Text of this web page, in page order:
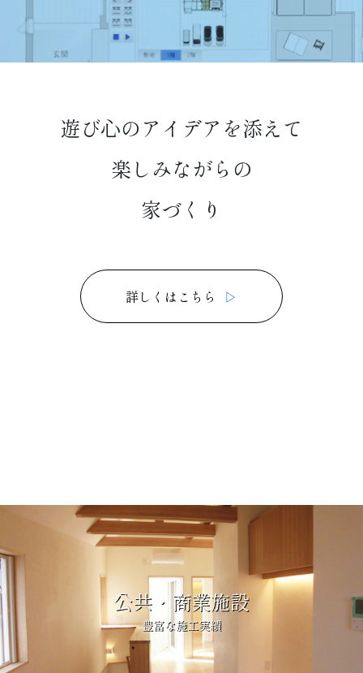
遊び心のアイデアを添えて
楽しみながらの
家づくり
詳しくはこちら ▷
公共・商業施設
豊富な施工実績